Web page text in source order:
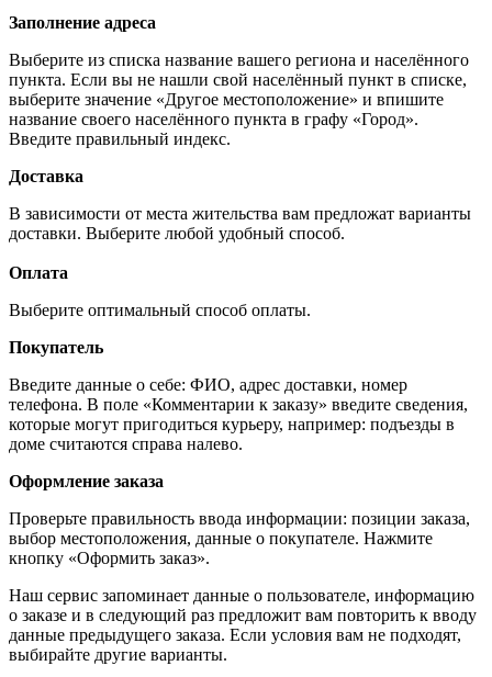
Заполнение адреса
Выберите из списка название вашего региона и населённого
пункта. Если вы не нашли свой населённый пункт в списке,
выберите значение «Другое местоположение» и впишите
название своего населённого пункта в графу «Город».
Введите правильный индекс.
Доставка
В зависимости от места жительства вам предложат варианты
доставки. Выберите любой удобный способ.
Оплата
Выберите оптимальный способ оплаты.
Покупатель
Введите данные о себе: ФИО, адрес доставки, номер
телефона. В поле «Комментарии к заказу» введите сведения,
которые могут пригодиться курьеру, например: подъезды в
доме считаются справа налево.
Оформление заказа
Проверьте правильность ввода информации: позиции заказа,
выбор местоположения, данные о покупателе. Нажмите
кнопку «Оформить заказ».
Наш сервис запоминает данные о пользователе, информацию
о заказе и в следующий раз предложит вам повторить к вводу
данные предыдущего заказа. Если условия вам не подходят,
выбирайте другие варианты.